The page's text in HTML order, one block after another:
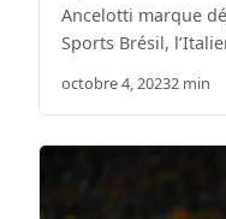
Ancelotti marque
Sports Brésil,
octobre 4, 20232 min